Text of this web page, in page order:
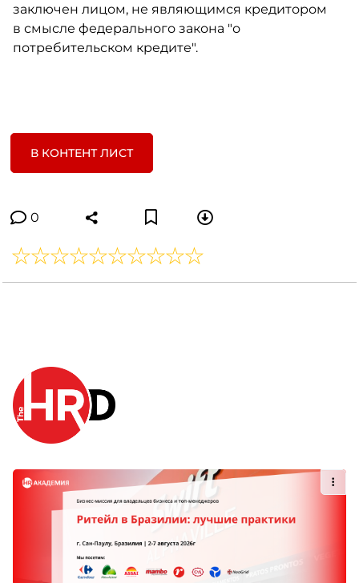
заключен лицом, не являющимся кредитором
в смысле федерального закона "о
потребительском кредите".
В КОНТЕНТ ЛИСТ
0